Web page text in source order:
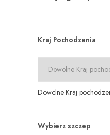
Kraj Pochodzenia
Dowolne Kraj
Wybierz szczep